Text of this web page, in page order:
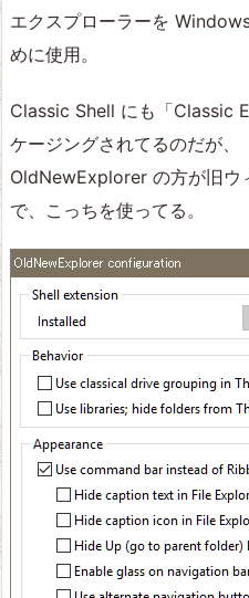
エクスプローラーを
めに使用。
Classic Shell にも「Classic
ケージングされてるのだが、
OldNewExplorer の方が旧ウ
で、こっちを使ってる。